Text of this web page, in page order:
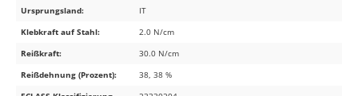
Ursprungsland:
IT
Klebkraft auf Stahl:
2.0 N/cm
Reißkraft:
30.0 N/cm
Reißdehnung (Prozent):
38, 38 %